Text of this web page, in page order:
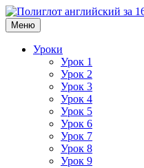
Меню
Уроки
Урок 1
Урок 2
Урок 3
Урок 4
Урок 5
Урок 6
Урок 7
Урок 8
Урок 9